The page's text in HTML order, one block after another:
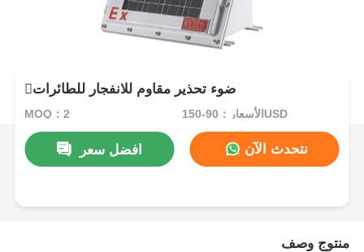
ضوء تحذير مقاوم للانفجار للطائرات
MOQ：2 الأسعار：90-150USD
افضل سعر نتحدث الآن
منتوج وصف